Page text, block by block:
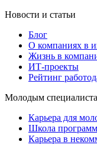
Новости и статьи
Блог
О компаниях в
Жизнь в
ИТ-проекты
Рейтинг
Молодым
Карьера для
Школа
Карьера в